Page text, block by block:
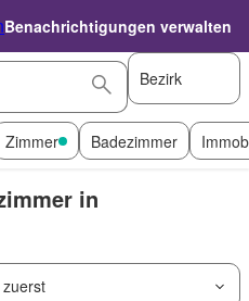
Benachrichtigungen verwalten
Bezirk
Zimmer Badezimmer
in